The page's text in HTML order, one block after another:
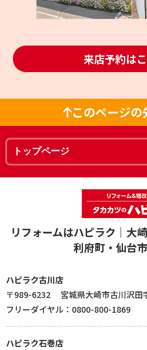
来店予約は
このページの
リフォームはハピラク｜大
利府町・仙台
ハピラク古川店
〒989-6232 宮城県大崎市古川沢田
フリーダイヤル：0800-800-1869
ハピラク石巻店